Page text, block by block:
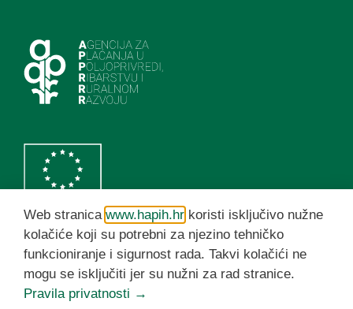
HAPIH YouTube kanal
Web stranica www.hapih.hr koristi isključivo nužne
kolačiće koji su potrebni za njezino tehničko
funkcioniranje i sigurnost rada. Takvi kolačići ne
mogu se isključiti jer su nužni za rad stranice.
Pravila privatnosti →